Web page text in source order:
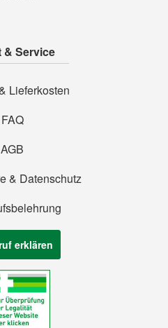
& Service
Lieferkosten
FAQ
AGB
& Datenschutz
erklären